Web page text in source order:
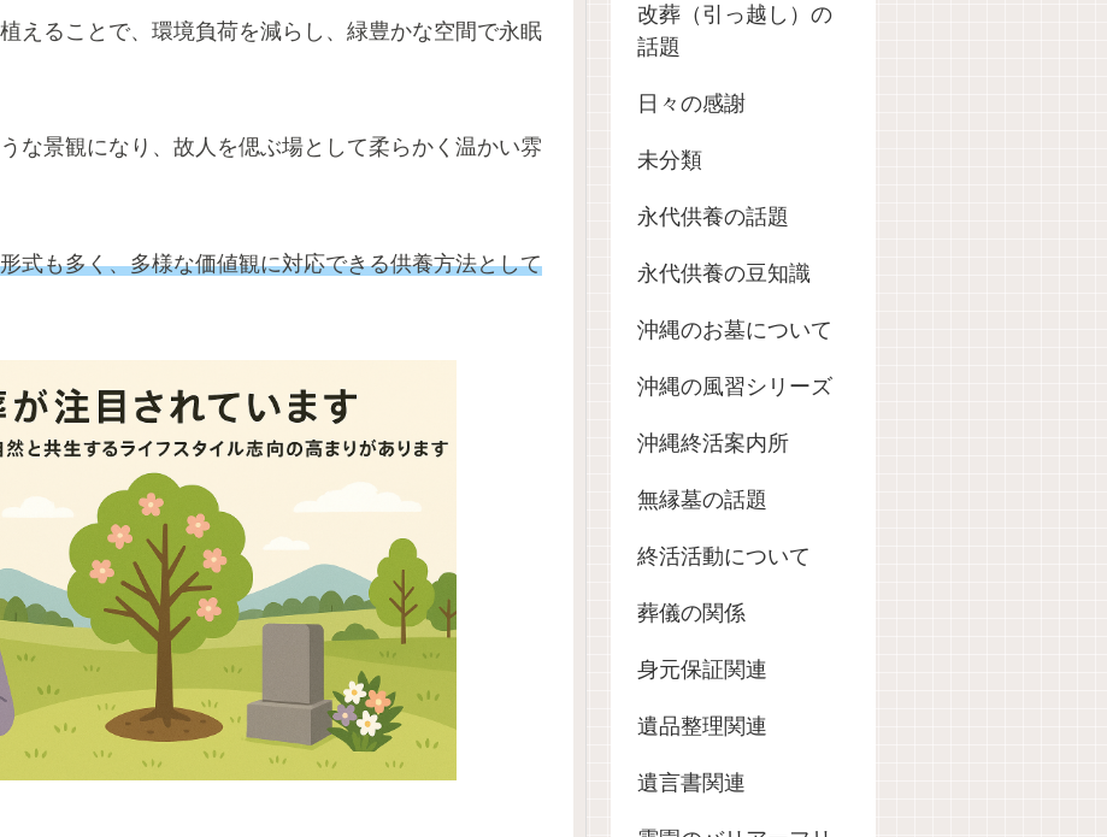
えることで、環境負荷を減らし、緑豊かな空間で永眠
な景観になり、故人を偲ぶ場として柔らかく温かい雰
式も多く、多様な価値観に対応できる供養方法として
改葬（引っ越し）の
話題
日々の感謝
未分類
永代供養の話題
永代供養の豆知識
沖縄のお墓について
沖縄の風習シリーズ
沖縄終活案内所
無縁墓の話題
終活活動について
葬儀の関係
身元保証関連
遺品整理関連
遺言書関連